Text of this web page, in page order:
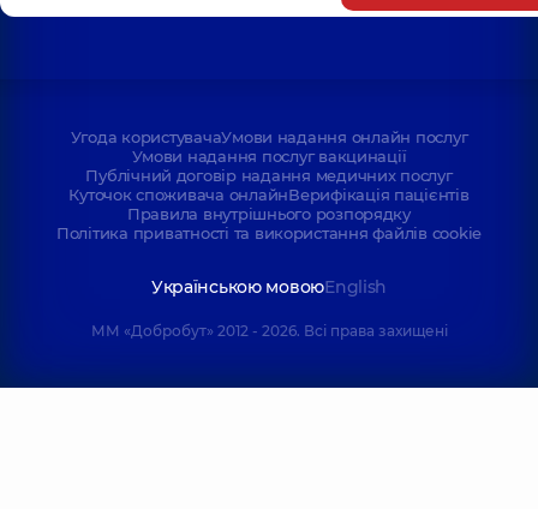
Угода користувачаУмови надання онлайн послуг
Умови надання послуг вакцинації
Публічний договір надання медичних послуг
Куточок споживача онлайнВерифікація пацієнтів
Правила внутрішнього розпорядку
Політика приватності та використання файлів cookie
Українською мовоюEnglish
ММ «Добробут» 2012 - 2026. Всі права захищені